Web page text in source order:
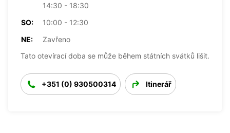
14:30 - 18:30
SO:
10:00 - 12:30
NE:
Zavřeno
Tato otevírací doba se může během státních svátků lišit.
+351 (0) 930500314 Itinerář